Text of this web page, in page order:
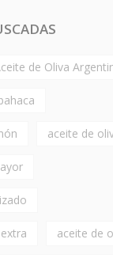
de Oliva
aceite de
aceite de